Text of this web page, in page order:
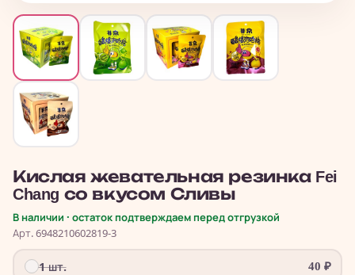
Кислая жевательная резинка Fei
Chang со вкусом Сливы
В наличии · остаток подтверждаем перед отгрузкой
Арт. 6948210602819-3
1 шт. 40 ₽